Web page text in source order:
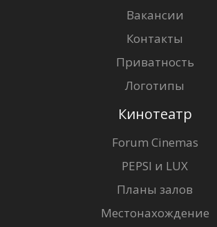
Вакансии
Контакты
Приватность
Логотипы
Кинотеатр
Forum Cinemas
PEPSI и LUX
Планы залов
Местонахождение